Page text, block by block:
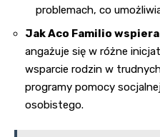
problemach, co
Jak Aco Familio
angażuje się w różne
wsparcie rodzin w
programy pomocy
osobistego.